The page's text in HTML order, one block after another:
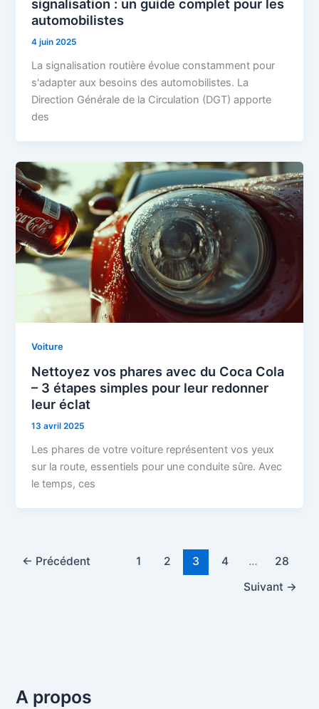
signalisation : un guide complet pour les
automobilistes
4 juin 2025
La signalisation routière évolue constamment pour
s'adapter aux besoins des automobilistes. La
Direction Générale de la Circulation (DGT) apporte
des
Voiture
Nettoyez vos phares avec du Coca Cola
– 3 étapes simples pour leur redonner
leur éclat
13 avril 2025
Les phares de votre voiture représentent vos yeux
sur la route, essentiels pour une conduite sûre. Avec
le temps, ces
← Précédent 1 2 3 4 …
28
Suivant →
A propos